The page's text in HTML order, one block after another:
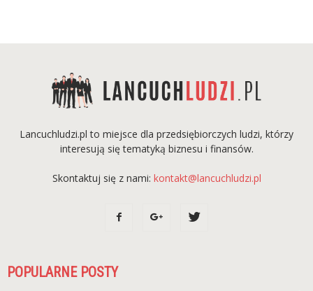
Lancuchludzi.pl to miejsce dla przedsiębiorczych ludzi, którzy
interesują się tematyką biznesu i finansów.
Skontaktuj się z nami: kontakt@lancuchludzi.pl
POPULARNE POSTY